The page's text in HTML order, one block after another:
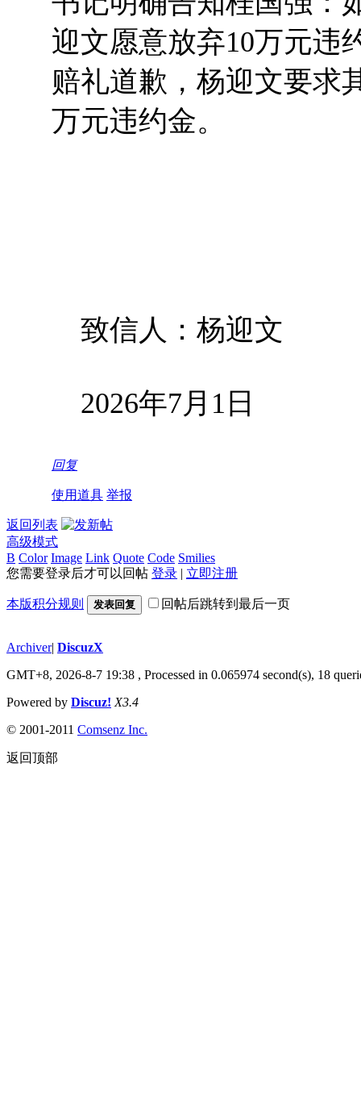
迎文愿意放弃10万元违
赔礼道歉，杨迎文要求
万元违约金。
致信人：杨迎文
2026年7月1日
回复
使用道具 举报
返回列表
高级模式
B Color Image Link Quote Code Smilies
您需要登录后才可以回帖 登录 | 立即注册
本版积分规则 发表回复 回帖后跳转到最后一页
Archiver| DiscuzX
GMT+8, 2026-8-7 19:38 , Processed in 0.065974 second(s), 18
Powered by Discuz! X3.4
© 2001-2011 Comsenz Inc.
返回顶部